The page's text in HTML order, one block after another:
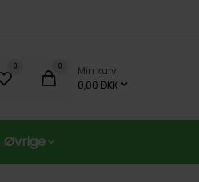
0 0
Min kurv
0,00 DKK
Øvrige